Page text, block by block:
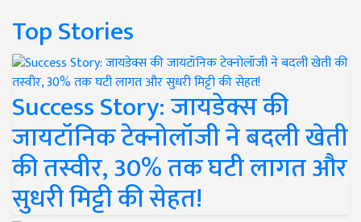
Top Stories
Success Story: जायडेक्स की
जायटॉनिक टेक्नोलॉजी ने बदली खेती
की तस्वीर, 30% तक घटी लागत और
सुधरी मिट्टी की सेहत!